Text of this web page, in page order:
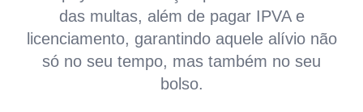
das multas, além de pagar IPVA e
licenciamento, garantindo aquele alívio não
só no seu tempo, mas também no seu
bolso.